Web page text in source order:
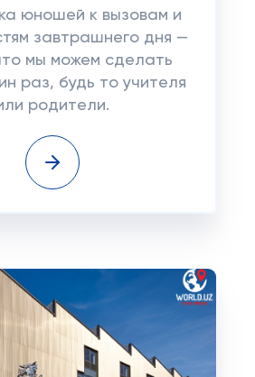
юношей к вызовам и
завтрашнего дня —
мы можем сделать
раз, будь то учителя
родители.